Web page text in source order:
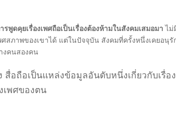
รพูดคุยเรื่องเพศถือเป็นเรื่องต้องห้ามในสังคมเสมอมา ไม่
ศสภาพของเขาได้ แต่ในปัจจุบัน สังคมที่ครั้งหนึ่งเคยอนุ
งคนสองคน
สื่อถือเป็นแหล่งข้อมูลอันดับหนึ่งเกี่ยวกับเรื่อ
เพศของตน